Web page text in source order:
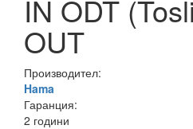
IN ODT
OUT
Производител:
Hama
Гаранция:
2 години